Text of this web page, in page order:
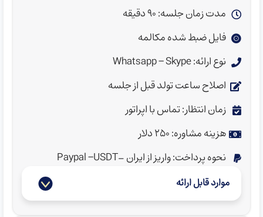
مدت زمان جلسه: 90 دقیقه
فایل ضبط شده مکالمه
نوع ارائه: Whatsapp - Skype
اصلاح ساعت تولد قبل از جلسه
زمان انتظار: تماس با اپراتور
هزینه مشاوره: 250 دلار
نحوه پرداخت: واریز از ایران -Paypal -USDT
موارد قابل ارائه